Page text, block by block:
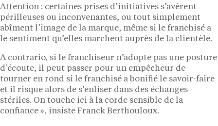
Attention : certaines prises d’initiatives s’avèrent
périlleuses ou inconvenantes, ou tout simplement
abîment l’image de la marque, même si le franchisé a
le sentiment qu’elles marchent auprès de la clientèle.
A contrario, si le franchiseur n’adopte pas une posture
d’écoute, il peut passer pour un empêcheur de
tourner en rond si le franchisé a bonifié le savoir-faire
et il risque alors de s’enliser dans des échanges
stériles. On touche ici à la corde sensible de la
confiance », insiste Franck Berthouloux.